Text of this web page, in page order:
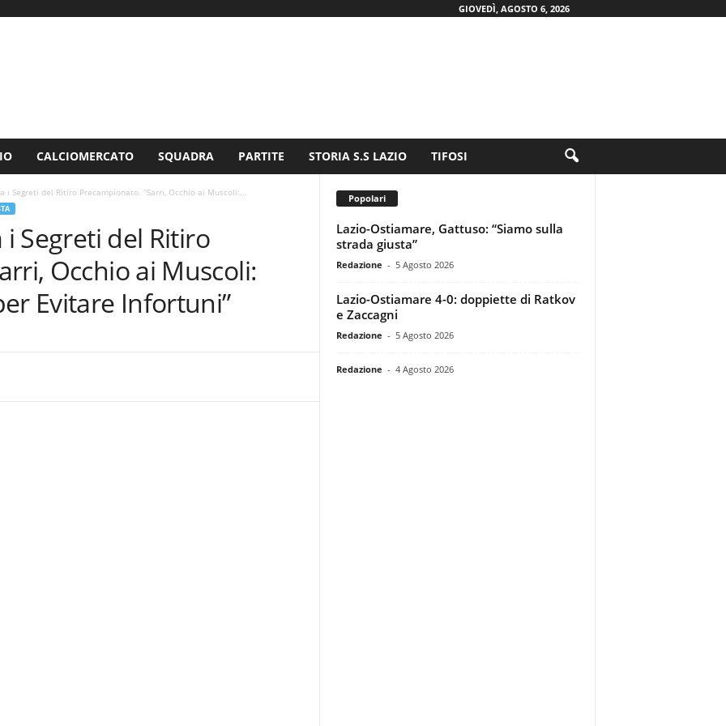
GIOVEDÌ, AGOSTO 6, 2026
CALCIOMERCATO SQUADRA PARTITE STORIA S.S LAZIO TIFOSI
i Segreti del Ritiro Precampionato. “Sarri, Occhio ai Muscoli:...
i Segreti del Ritiro
Occhio ai Muscoli:
Evitare Infortuni”
Popolari
Lazio-Ostiamare, Gattuso: “Siamo sulla
strada giusta”
Redazione - 5 Agosto 2026
Lazio-Ostiamare 4-0: doppiette di Ratkov
e Zaccagni
Redazione - 5 Agosto 2026
Redazione - 4 Agosto 2026